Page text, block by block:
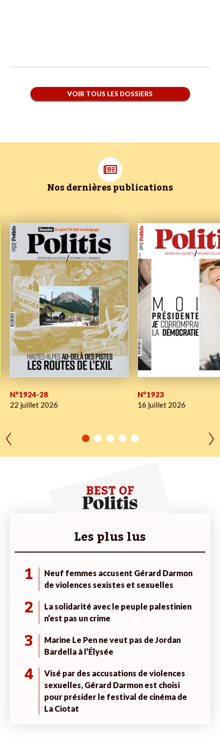
VOIR TOUS LES DOSSIERS
Nos dernières publications
N°1924-28
22 juillet 2026
N°1923
16 juillet 2026
BEST OF
Les plus lus
1
Neuf femmes accusent Gérard Darmon
de violences sexistes et sexuelles
2
La solidarité avec le peuple palestinien
n’est pas un crime
3
Marine Le Pen ne veut pas de Jordan
Bardella à l’Élysée
4
Visé par des accusations de violences
sexuelles, Gérard Darmon est choisi
pour présider le festival de cinéma de
La Ciotat